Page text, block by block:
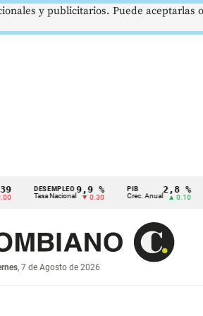
DESEMPLEO
Tasa Nacional
9,9 %
▼ 0.30
PIB
Crec. Anual
2,8 %
▲ 0.10
TRM
Tasa
, 7 de Agosto de 2026
y publicitarios. Puede aceptarlas